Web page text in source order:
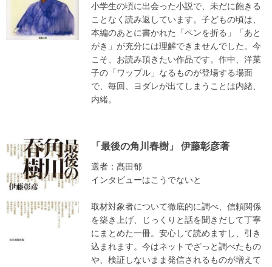
小学生の頃に出会った小説で、未だに飽きる
ことなく読み返しています。子どもの頃は、
本編のあとに書かれた「ペンを折る」「あと
がき」が充分には理解できませんでした。今
こそ、お読み頂きたい作品です。作中、洋菓
子の「ワップル」なるものが登場する場面
で、毎回、ヨダレが出てしまうことは内緒、
内緒。
「最後の角川春樹」 伊藤彰彦著
選者：髙田郁
インタビューはこうでないと
取材対象者について徹底的に調べ、信頼関係
を築き上げ、じっくりと話を聞きだして丁寧
にまとめた一冊。安心して読めますし、引き
込まれます。今はネットでざっと調べたもの
や、検証しないまま発信されるものが増えて